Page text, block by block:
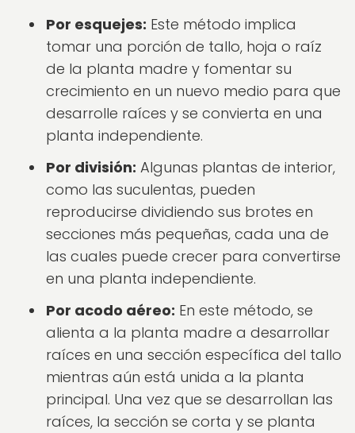
Por esquejes: Este método implica
tomar una porción de tallo, hoja o raíz
de la planta madre y fomentar su
crecimiento en un nuevo medio para que
desarrolle raíces y se convierta en una
planta independiente.
Por división: Algunas plantas de interior,
como las suculentas, pueden
reproducirse dividiendo sus brotes en
secciones más pequeñas, cada una de
las cuales puede crecer para convertirse
en una planta independiente.
Por acodo aéreo: En este método, se
alienta a la planta madre a desarrollar
raíces en una sección específica del tallo
mientras aún está unida a la planta
principal. Una vez que se desarrollan las
raíces, la sección se corta y se planta